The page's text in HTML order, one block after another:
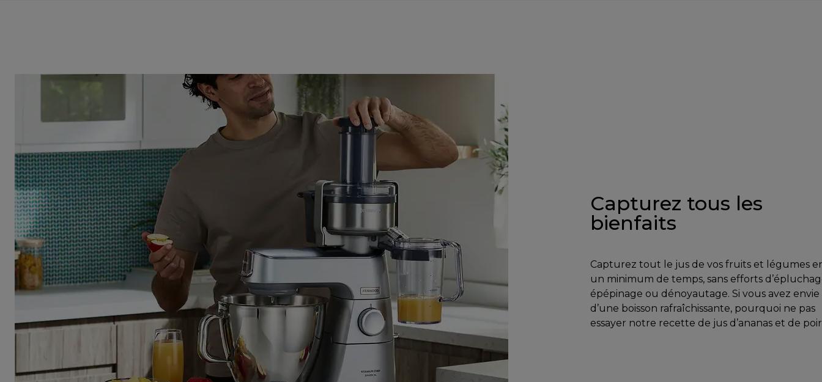
Capturez tous les
bienfaits
Capturez tout le jus de vos fruits et légumes
un minimum de temps, sans efforts
épépinage ou dénoyautage. Si vous avez envie
d’une boisson rafraîchissante, pourquoi ne pas
essayer notre recette de jus d’ananas et de